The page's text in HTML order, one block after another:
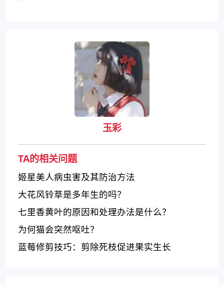
玉彩
TA的相关问题
姬星美人病虫害及其防治方法
大花风铃草是多年生的吗？
七里香黄叶的原因和处理办法是什么？
为何猫会突然呕吐？
蓝莓修剪技巧：剪除死枝促进果实生长